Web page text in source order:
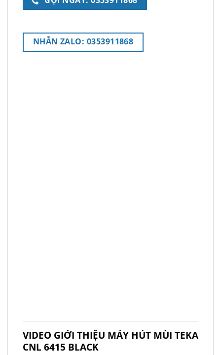
NHẮN ZALO: 0353911868
VIDEO GIỚI THIỆU MÁY HÚT MÙI TEKA
CNL 6415 BLACK